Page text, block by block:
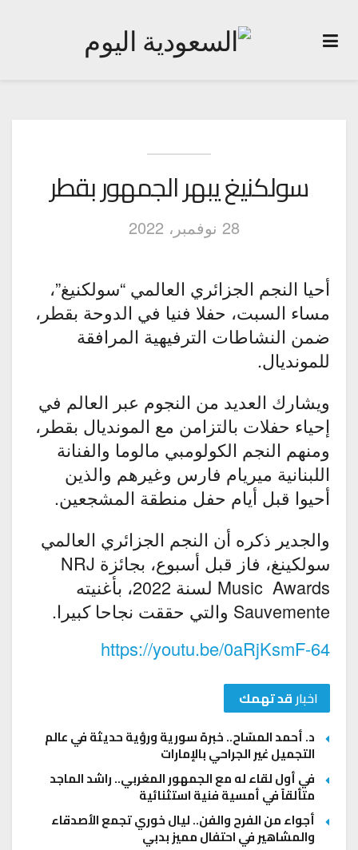
سولكنيغ يبهر الجمهور بقطر
28 نوفمبر، 2022
أحيا النجم الجزائري العالمي “سولكنيغ”،
مساء السبت، حفلا فنيا في الدوحة بقطر،
ضمن النشاطات الترفيهية المرافقة
للمونديال.
ويشارك العديد من النجوم عبر العالم في
إحياء حفلات بالتزامن مع المونديال بقطر،
ومنهم النجم الكولومبي مالوما والفنانة
اللبنانية ميريام فارس وغيرهم والذين
أحيوا قبل أيام حفل منطقة المشجعين.
والجدير ذكره أن النجم الجزائري العالمي
سولكينغ، فاز قبل أسبوع، بجائزة NRJ
Music Awards لسنة 2022، بأغنيته
Sauvemente والتي حققت نجاحا كبيرا.
https://youtu.be/0aRjKsmF-64
اخبارقد تهمك
د. أحمد المسّاح.. خبرة سورية ورؤية حديثة في عالم
التجميل غير الجراحي بالإمارات
في أول لقاء له مع الجمهور المغربي.. راشد الماجد
متألقاً في أمسية فنية استثنائية
أجواء من الفرح والفن.. ليال خوري تجمع الأصدقاء
والمشاهير في احتفال مميز بدبي